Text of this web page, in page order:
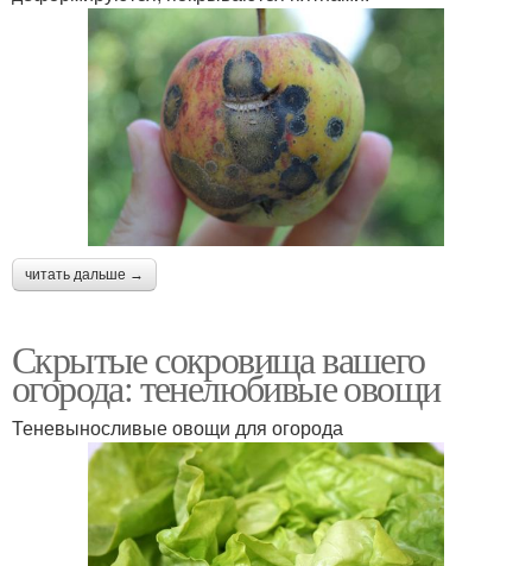
читать дальше →
Скрытые сокровища вашего
огорода: тенелюбивые овощи
Теневыносливые овощи для огорода